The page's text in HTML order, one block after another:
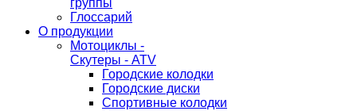
Глоссарий
О продукции
Мотоциклы -
Скутеры - ATV
Городские колодки
Городские диски
Спортивные колодки